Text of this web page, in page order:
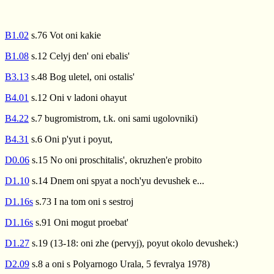
B1.02 s.76 Vot oni kakie
B1.08 s.12 Celyj den' oni ebalis'
B3.13 s.48 Bog uletel, oni ostalis'
B4.01 s.12 Oni v ladoni ohayut
B4.22 s.7 bugromistrom, t.k. oni sami ugolovniki)
B4.31 s.6 Oni p'yut i poyut,
D0.06 s.15 No oni proschitalis', okruzhen'e probito
D1.10 s.14 Dnem oni spyat a noch'yu devushek e...
D1.16s s.73 I na tom oni s sestroj
D1.16s s.91 Oni mogut proebat'
D1.27 s.19 (13-18: oni zhe (pervyj), poyut okolo devushek:)
D2.09 s.8 a oni s Polyarnogo Urala, 5 fevralya 1978)